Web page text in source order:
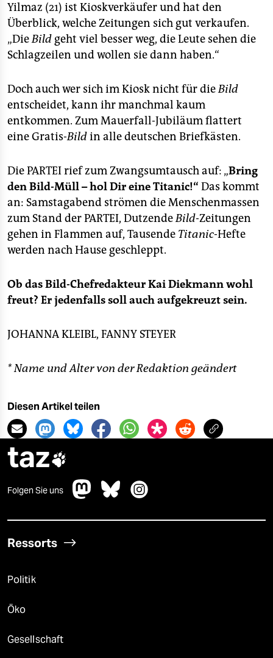
Yilmaz (21) ist Kioskverkäufer und hat den
Überblick, welche Zeitungen sich gut verkaufen.
„DieBild geht viel besser weg, die Leute sehen die
Schlagzeilen und wollen sie dann haben.“
Doch auch wer sich im Kiosk nicht für dieBild
entscheidet, kann ihr manchmal kaum
entkommen. Zum Mauerfall-Jubiläum flattert
eine Gratis-Bildin alle deutschen Briefkästen.
Die PARTEI rief zum Zwangsumtausch auf: „Bring
den Bild-Müll – hol Dir eine Titanic!“ Das kommt
an: Samstagabend strömen die Menschenmassen
zum Stand der PARTEI, DutzendeBild-Zeitungen
gehen in Flammen auf, Tausende Titanic-Hefte
werden nach Hause geschleppt.
Ob das Bild-Chefredakteur Kai Diekmann wohl
freut? Er jedenfalls soll auch aufgekreuzt sein.
JOHANNA KLEIBL, FANNY STEYER
* Name und Alter von der Redaktion geändert
Diesen Artikel teilen
taz
Folgen Sie uns
Ressorts
Politik
Öko
Gesellschaft